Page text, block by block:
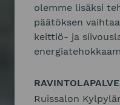
olemme lisäksi
päätöksen
keittiö- ja
Ruissalon